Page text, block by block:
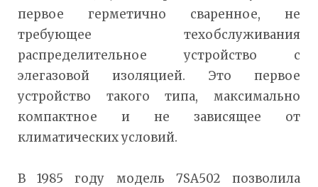
первое герметично сваренное, не
требующее техобслуживания
распределительное устройство с
элегазовой изоляцией. Это первое
устройство такого типа, максимально
компактное и не зависящее от
климатических условий.
В 1985 году модель 7SA502 позволила